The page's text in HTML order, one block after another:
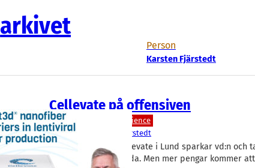
arkivet
Person
Karsten Fjärstedt
Cellevate på offensiven
Bioteknik/Övrig life science
Cellevate
Karsten Fjärstedt
Bioteknikbolaget Cellevate i Lund sparkar vd:n och
kronor i en bryggrunda. Men mer pengar kommer